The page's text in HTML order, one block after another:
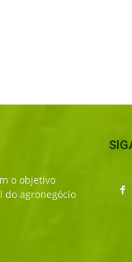
o objetivo
do agronegócio